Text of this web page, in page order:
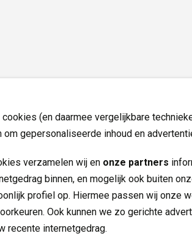
cookies (en daarmee vergelijkbare
om gepersonaliseerde inhoud en
verzamelen wij en onze partners
binnen, en mogelijk ook buiten
profiel op. Hiermee passen wij onze
Ook kunnen we zo gerichte
recente internetgedrag.